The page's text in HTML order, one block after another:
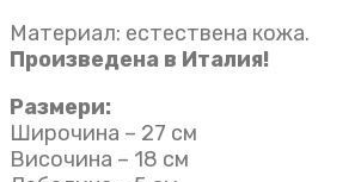
Материал: естествена кожа.
Произведена в Италия!
Размери:
Широчина – 27 см
Височина – 18 см